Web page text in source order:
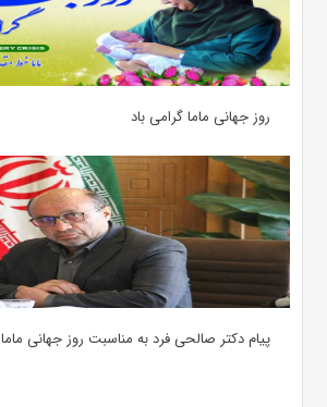
روز جهانی ماما گرامی باد
پیام دکتر صالحی فرد به مناسبت روز جهانی ماما